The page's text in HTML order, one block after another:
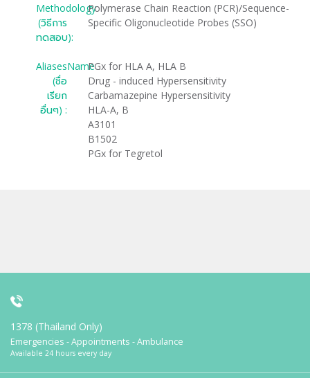
Methodology
(วิธีการ
ทดสอบ):
Polymerase Chain Reaction (PCR)/Sequence-
Specific Oligonucleotide Probes (SSO)
AliasesName
(ชื่อ
เรียก
อื่นๆ) :
PGx for HLA A, HLA B
Drug - induced Hypersensitivity
Carbamazepine Hypersensitivity
HLA-A, B
A3101
B1502
PGx for Tegretol
1378 (Thailand Only)
Emergencies - Appointments - Ambulance
Available 24 hours every day